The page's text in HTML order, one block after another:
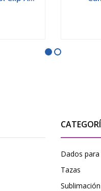
Dados
Tazas
Sublimación